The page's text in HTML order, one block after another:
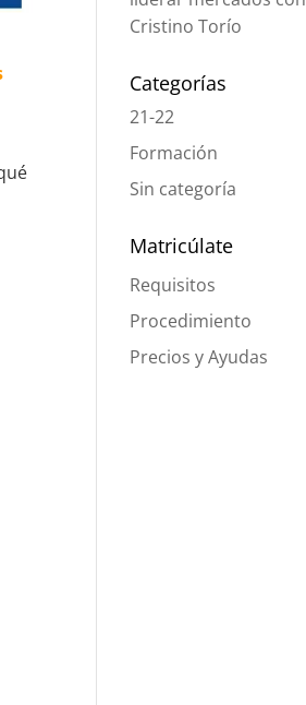
Cristino Torío
Categorías
21-22
Formación
Sin categoría
Matricúlate
Requisitos
Procedimiento
Precios y Ayudas